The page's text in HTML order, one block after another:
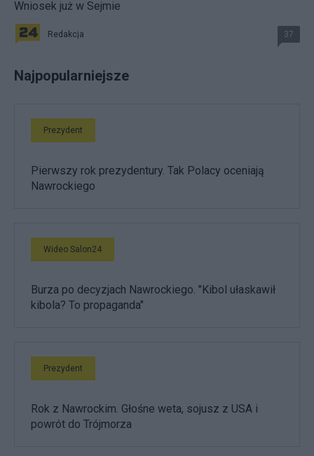
Wniosek już w Sejmie
Redakcja 37
Najpopularniejsze
Prezydent
Pierwszy rok prezydentury. Tak Polacy oceniają
Nawrockiego
Wideo Salon24
Burza po decyzjach Nawrockiego. "Kibol ułaskawił
kibola? To propaganda"
Prezydent
Rok z Nawrockim. Głośne weta, sojusz z USA i
powrót do Trójmorza